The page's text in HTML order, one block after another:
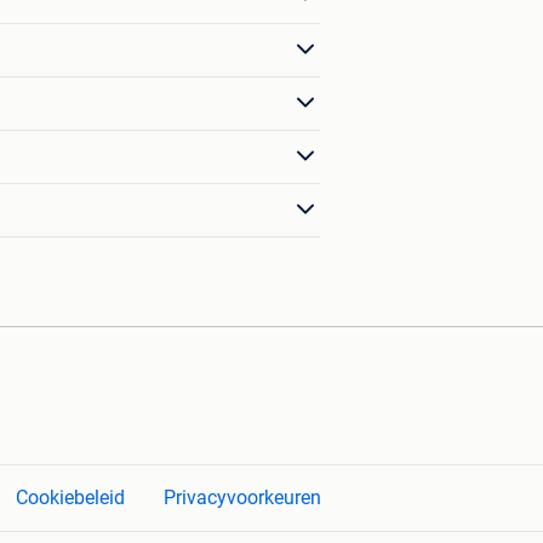
Cookiebeleid Privacyvoorkeuren